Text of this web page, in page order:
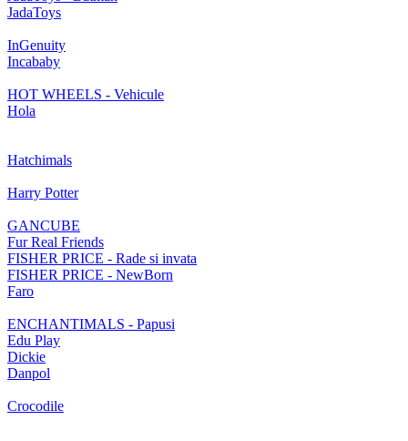
JadaToys
InGenuity
Incababy
HOT WHEELS - Vehicule
Hola
Hatchimals
Harry Potter
GANCUBE
Fur Real Friends
FISHER PRICE - Rade si invata
FISHER PRICE - NewBorn
Faro
ENCHANTIMALS - Papusi
Edu Play
Dickie
Danpol
Crocodile